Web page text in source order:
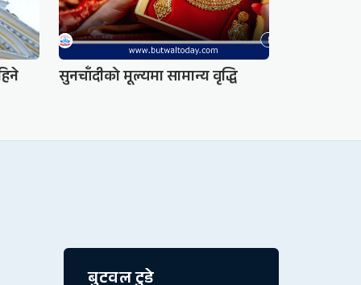
सुनचाँदीको मूल्यमा सामान्य वृद्धि